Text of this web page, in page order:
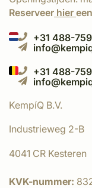
Reserveer hier
+31 488-
+31 488-
KempíQ B.V.
Industrieweg 2-B
4041 CR Kesteren
KVK-nummer: